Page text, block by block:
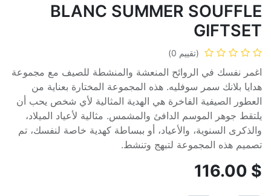
BLANC SUMMER SOUFFLE
GIFTSET
(تقييم 0)
اغمر نفسك في الروائح المنعشة والمنشطة للصيف مع مجموعة
هدايا بلانك سمر سوفليه. هذه المجموعة المختارة بعناية من
العطور الصيفية الفاخرة هي الهدية المثالية لأي شخص يحب أن
يلتقط جوهر الموسم الدافئ والمشمس. مثالية لأعياد الميلاد،
والذكرى السنوية، والأعياد، أو ببساطة كهدية خاصة لنفسك، تم
تصميم هذه المجموعة لتبهج وتنشط.
$
116.00